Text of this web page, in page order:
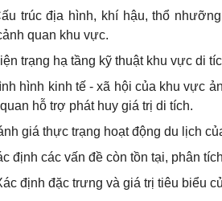
trúc địa hình, khí hậu, thổ
quan khu vực.
trạng hạ tầng kỹ thuật khu vực di
hình kinh tế - xã hội của khu vực
hỗ trợ phát huy giá trị di tích.
giá thực trạng hoạt động du lịch
định các vấn đề còn tồn tại, phân
định đặc trưng và giá trị tiêu biểu